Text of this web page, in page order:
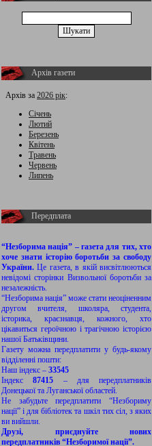
Архів газети
Архів за 2026 рік:
Січень
Лютий
Березень
Квітень
Травень
Червень
Липень
Передплата
“Незборима нація” – газета для тих, хто
хоче знати історію боротьби за свободу
України.Це газета, в якій висвітлюються
невідомі сторінки Визвольної боротьби за
незалежність.
“Незборима нація” може стати неоціненним
другом вчителя, школяра, студента,
історика, краєзнавця, кожного, хто
цікавиться героїчною і трагічною історією
нашої Батьківщини.
Газету можна передплатити у будь-якому
відділенні пошти:
Наш індекс – 33545
Індекс87415 – для передплатників
Донецької та Луганської областей.
Не забудьте передплатити “Незбориму
нації” і для бібліотек та шкіл тих сіл, з яких
ви вийшли.
Друзі, приєднуйте нових
передплатників “Незборимої нації”.